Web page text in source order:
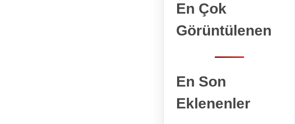
En Çok
Görüntülenen
En Son
Eklenenler